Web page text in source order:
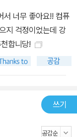
다운받아 학습하세
는 전년도 시험 트
니다. 시나공은 매년
습니다.
서 너무 좋아요!! 컴퓨
지 걱정이었는데 강
합니당!
쓰기